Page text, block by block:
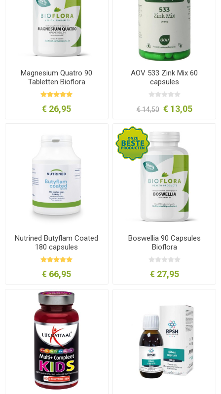
Magnesium Quatro 90
Tabletten Bioflora
€ 26,95
AOV 533 Zink Mix 60
capsules
€ 14,50 € 13,05
Nutrined Butyflam Coated
180 capsules
€ 66,95
Boswellia 90 Capsules
Bioflora
€ 27,95